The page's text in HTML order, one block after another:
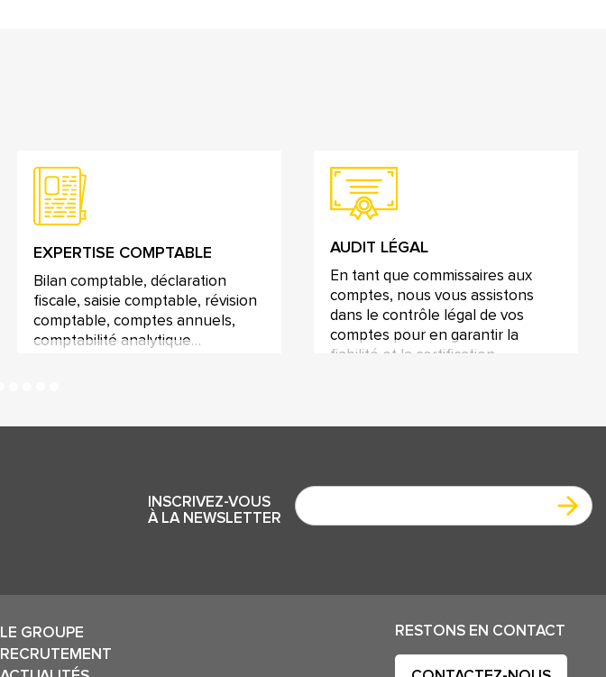
EXPERTISE COMPTABLE
Bilan comptable, déclaration
fiscale, saisie comptable, révision
comptable, comptes annuels,
comptabilité analytique…
AUDIT LÉGAL
En tant que commissaires aux
comptes, nous vous assistons
dans le contrôle légal de vos
comptes pour en garantir la
fiabilité et la certification.
INSCRIVEZ-VOUS
À LA NEWSLETTER
LE GROUPE
RECRUTEMENT
RESTONS EN CONTACT